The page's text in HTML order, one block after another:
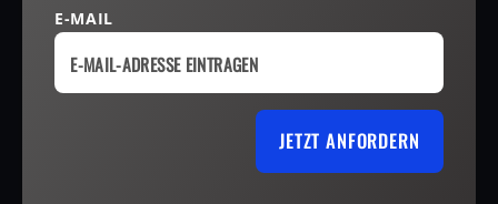
abbestellen.
Ich bin einverstanden, dass mein personenbezogenes
Nutzungsverhalten in Newsletter und E-Mail-Werbung erfasst
und ausgewertet wird, um die Inhalte besser auf meine
Interessen auszurichten. Über einen Link in Newsletter oder E-
Mail kann ich diese Funktion jederzeit ausschalten.
Weiterführende Informationen finden Sie in unseren
E-MAIL
JETZT ANFORDERN